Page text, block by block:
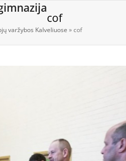
cof
varžybos Kalveliuose »cof